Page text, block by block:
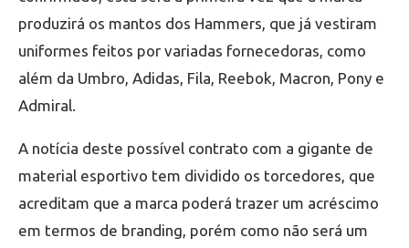
produzirá os mantos dos Hammers, que já vestiram
uniformes feitos por variadas fornecedoras, como
além da Umbro, Adidas, Fila, Reebok, Macron, Pony e
Admiral.
A notícia deste possível contrato com a gigante de
material esportivo tem dividido os torcedores, que
acreditam que a marca poderá trazer um acréscimo
em termos de branding, porém como não será um